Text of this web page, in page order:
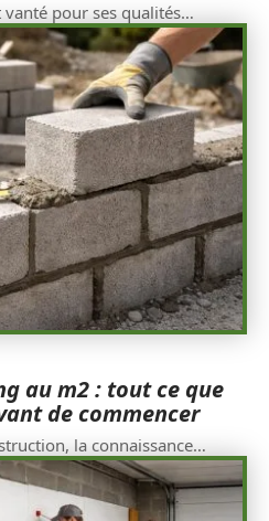
pour ses qualités…
au m2 : tout ce que
de commencer
la connaissance…